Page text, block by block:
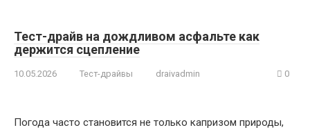
Тест-драйв на дождливом асфальте как
держится сцепление
10.05.2026 Тест-драйвы draivadmin 0
Погода часто становится не только капризом природы,